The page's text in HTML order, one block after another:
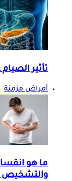
تأثير
أمراض مزمنة
ما هو
والتشخيص